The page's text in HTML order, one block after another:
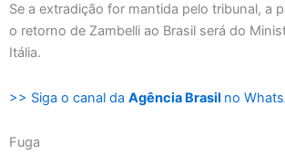
Se a extradição for mantida pelo tribunal, a
o retorno de Zambelli ao Brasil será do
Itália.
>> Siga o canal da Agência Brasil no
Fuga